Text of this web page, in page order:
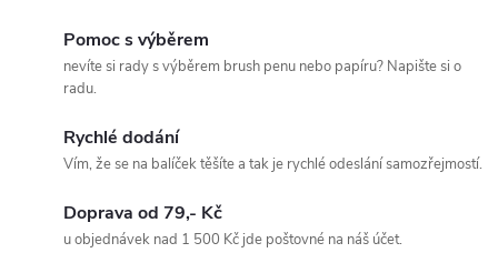
Pomoc s výběrem
nevíte si rady s výběrem brush penu nebo papíru? Napište si o
radu.
Rychlé dodání
Vím, že se na balíček těšíte a tak je rychlé odeslání samozřejmostí.
Doprava od 79,- Kč
u objednávek nad 1 500 Kč jde poštovné na náš účet.